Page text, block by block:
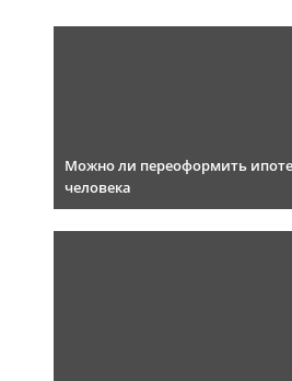
Можно ли переоформить
человека